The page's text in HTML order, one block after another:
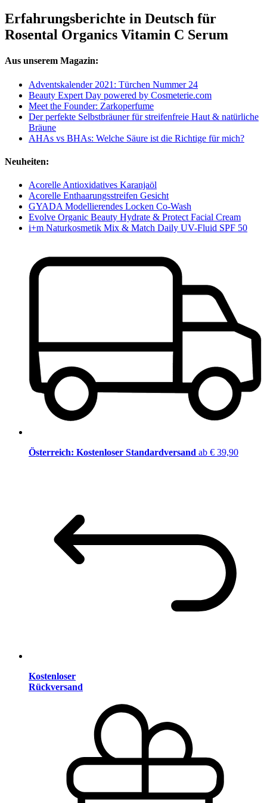
Erfahrungsberichte in Deutsch für
Rosental Organics Vitamin C Serum
Aus unserem Magazin:
Adventskalender 2021: Türchen Nummer 24
Beauty Expert Day powered by Cosmeterie.com
Meet the Founder: Zarkoperfume
Der perfekte Selbstbräuner für streifenfreie Haut & natürliche
Bräune
AHAs vs BHAs: Welche Säure ist die Richtige für mich?
Neuheiten:
Acorelle Antioxidatives Karanjaöl
Acorelle Enthaarungsstreifen Gesicht
GYADA Modellierendes Locken Co-Wash
Evolve Organic Beauty Hydrate & Protect Facial Cream
i+m Naturkosmetik Mix & Match Daily UV-Fluid SPF 50
Österreich: Kostenloser Standardversand ab € 39,90
Kostenloser
Rückversand